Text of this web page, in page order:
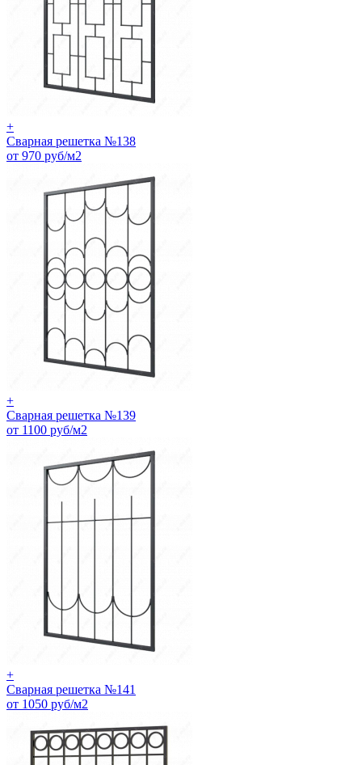
+
Сварная решетка №138
от 970 руб/м2
+
Сварная решетка №139
от 1100 руб/м2
+
Сварная решетка №141
от 1050 руб/м2